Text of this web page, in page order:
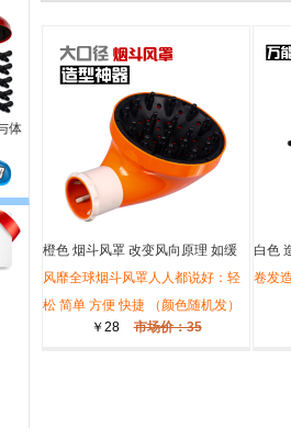
超值的不仅是价格 哈发造型主题小套
总值:
248元 立省: 20元
NO:11360
263 元
橙色 烟斗风罩 改变风向原理 如缓
大风力
风靡全球烟斗风罩人人都说好：轻
松 简单 方便 快捷 （颜色随机发）
￥28
市场价：35
白色
卷发